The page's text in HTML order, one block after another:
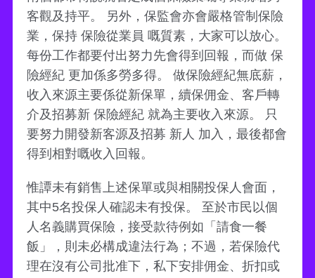
客觀及持平。 另外，保監會亦會嚴格管制保險
業，保持 保險從業員 嘅質素，大家可以放心。
每份工作都要付出努力先會得到回報，而做 保
險經紀 更加係多勞多得。 做保險經紀無底薪，
收入來源主要係從新保單，續保佣金、客戶轉
介及招募新 保險經紀 就為主要收入來源。 只
要努力開發新客源及招募 新人 加入，最後都會
得到相對嘅收入回報。
惟譚未有銷售上述保單或與相關投保人會面，
其中5名投保人確認未有投保。 至於市民以個
人名義購買保險，接受款待例如「請食一餐
飯」，則未必構成違法行為；不過，若保險代
理在沒有公司批准下，私下安排佣金、折扣或